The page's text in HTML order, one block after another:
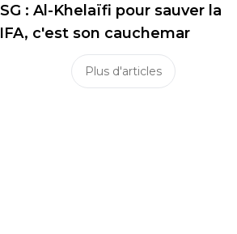
: Al-Khelaïfi pour sauver la
c'est son cauchemar
Plus d'articles